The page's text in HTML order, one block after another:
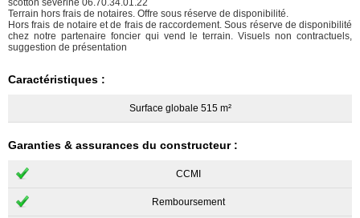
scotton severine 06.70.34.01.22
Terrain hors frais de notaires. Offre sous réserve de disponibilité.
Hors frais de notaire et de frais de raccordement. Sous réserve de disponibilité
chez notre partenaire foncier qui vend le terrain. Visuels non contractuels,
suggestion de présentation
Caractéristiques :
Surface globale 515 m²
Garanties & assurances du constructeur :
CCMI
Remboursement